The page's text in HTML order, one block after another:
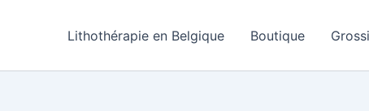
Lithothérapie en Belgique Boutique